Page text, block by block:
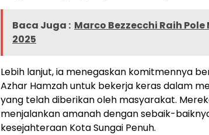
Baca Juga : Marco Bezzecchi Raih
2025
Lebih lanjut, ia menegaskan komitmennya
Azhar Hamzah untuk bekerja keras dalam
yang telah diberikan oleh masyarakat.
menjalankan amanah dengan sebaik-
kesejahteraan Kota Sungai Penuh.